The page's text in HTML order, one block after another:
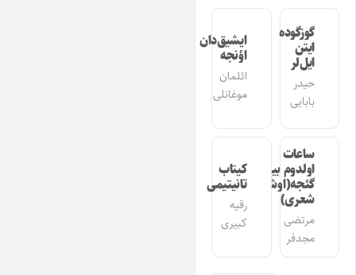
گوزگوده
ایتن
ایل‌لر
حیدر
بابایی
ایشیق‌دان
اؤنجه
ائلمان
موغانلی
ساعات
اولدوم بیر
گئجه(اوشاق
شعری)
مرتضی
مجدفر
کیتاب
تانیتیمی
رقیه
کبیری